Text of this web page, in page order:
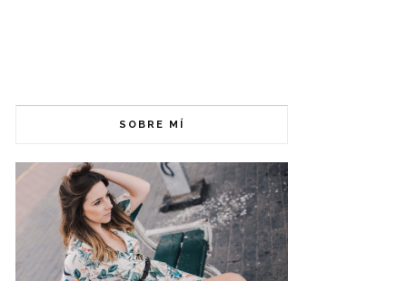
SOBRE MÍ